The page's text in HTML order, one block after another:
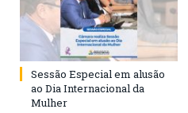
Sessão Especial em alusão
ao Dia Internacional da
Mulher